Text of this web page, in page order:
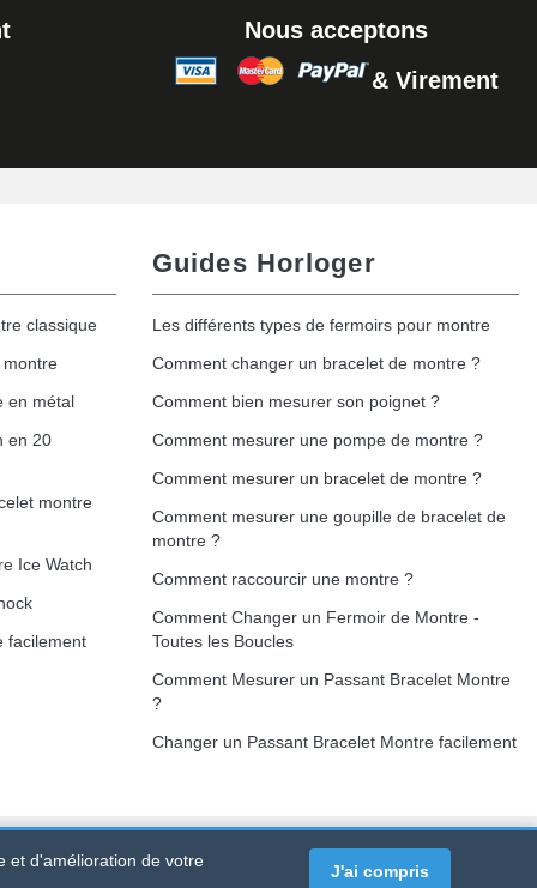
Nous acceptons
& Virement
classique
en métal
en 20
montre
Ice Watch
facilement
Guides Horloger
Les différents types de fermoirs pour montre
Comment changer un bracelet de montre ?
Comment bien mesurer son poignet ?
Comment mesurer une pompe de montre ?
Comment mesurer un bracelet de montre ?
Comment mesurer une goupille de bracelet de
montre ?
Comment raccourcir une montre ?
Comment Changer un Fermoir de Montre -
Toutes les Boucles
Comment Mesurer un Passant Bracelet Montre
?
Changer un Passant Bracelet Montre facilement
PDC - France Métropolitaine Vente en ligne uniquement
et d'amélioration de votre
J'ai compris